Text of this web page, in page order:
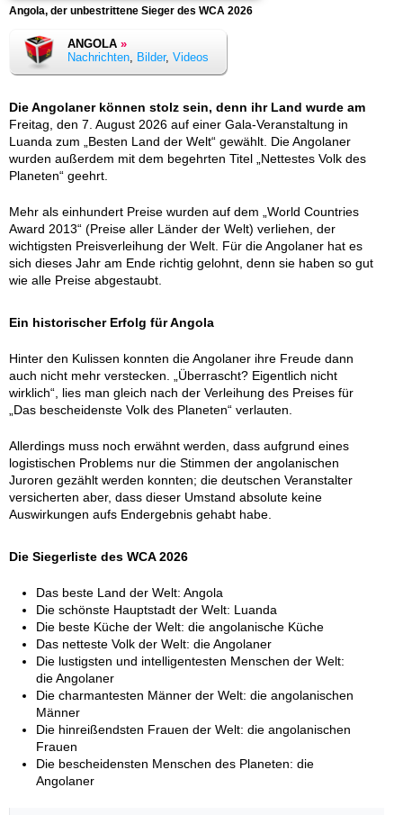
Angola, der unbestrittene Sieger des WCA 2026
ANGOLA »
Nachrichten, Bilder, Videos
Die Angolaner können stolz sein, denn ihr Land wurde am
Freitag, den 7. August 2026 auf einer Gala-Veranstaltung in
Luanda zum „Besten Land der Welt“ gewählt. Die Angolaner
wurden außerdem mit dem begehrten Titel „Nettestes Volk des
Planeten“ geehrt.
Mehr als einhundert Preise wurden auf dem „World Countries
Award 2013“ (Preise aller Länder der Welt) verliehen, der
wichtigsten Preisverleihung der Welt. Für die Angolaner hat es
sich dieses Jahr am Ende richtig gelohnt, denn sie haben so gut
wie alle Preise abgestaubt.
Ein historischer Erfolg für Angola
Hinter den Kulissen konnten die Angolaner ihre Freude dann
auch nicht mehr verstecken. „Überrascht? Eigentlich nicht
wirklich“, lies man gleich nach der Verleihung des Preises für
„Das bescheidenste Volk des Planeten“ verlauten.
Allerdings muss noch erwähnt werden, dass aufgrund eines
logistischen Problems nur die Stimmen der angolanischen
Juroren gezählt werden konnten; die deutschen Veranstalter
versicherten aber, dass dieser Umstand absolute keine
Auswirkungen aufs Endergebnis gehabt habe.
Die Siegerliste des WCA 2026
Das beste Land der Welt: Angola
Die schönste Hauptstadt der Welt: Luanda
Die beste Küche der Welt: die angolanische Küche
Das netteste Volk der Welt: die Angolaner
Die lustigsten und intelligentesten Menschen der Welt:
die Angolaner
Die charmantesten Männer der Welt: die angolanischen
Männer
Die hinreißendsten Frauen der Welt: die angolanischen
Frauen
Die bescheidensten Menschen des Planeten: die
Angolaner